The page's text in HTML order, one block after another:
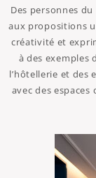
Des personnes
aux propositions
créativité et
à des exemples
l’hôtellerie et des
avec des